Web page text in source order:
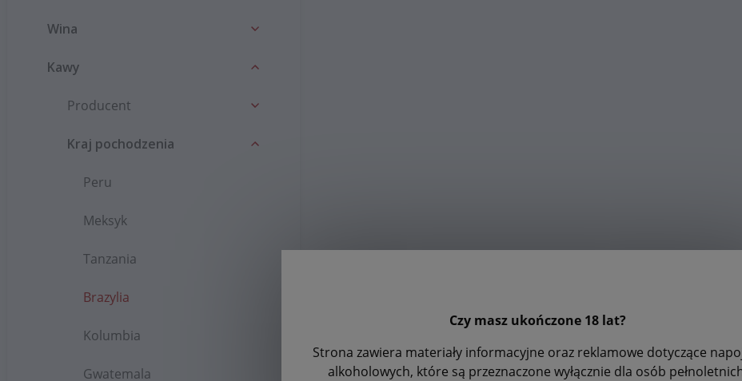
Czy masz ukończone 18 lat?
Strona zawiera materiały informacyjne oraz reklamowe dotyczące
alkoholowych, które są przeznaczone wyłącznie dla osób
Wina
Kawy
Producent
Kraj pochodzenia
Peru
Meksyk
Tanzania
Brazylia
Kolumbia
Gwatemala